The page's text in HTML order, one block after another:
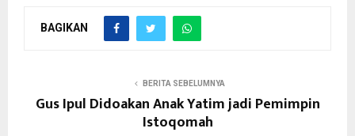
BAGIKAN
BERITA SEBELUMNYA
Gus Ipul Didoakan Anak Yatim jadi Pemimpin
Istoqomah